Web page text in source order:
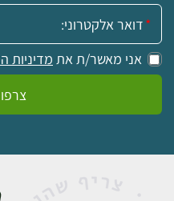
אימייל:
אני מאשר/ת את מדיניות